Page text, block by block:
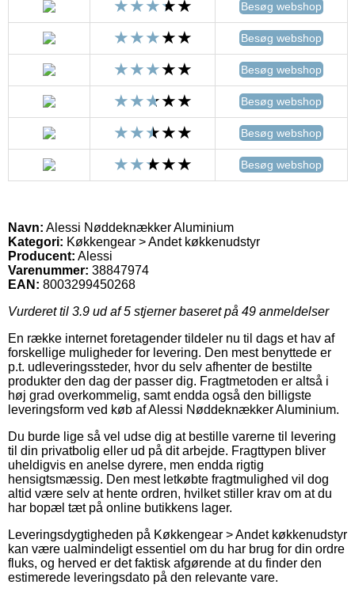
Besøg webshop
Besøg webshop
Besøg webshop
Besøg webshop
Besøg webshop
Besøg webshop
Navn: Alessi Nøddeknækker Aluminium
Kategori: Køkkengear > Andet køkkenudstyr
Producent: Alessi
Varenummer: 38847974
EAN: 8003299450268
Vurderet til 3.9 ud af 5 stjerner baseret på 49 anmeldelser
En række internet foretagender tildeler nu til dags et hav af
forskellige muligheder for levering. Den mest benyttede er
p.t. udleveringssteder, hvor du selv afhenter de bestilte
produkter den dag der passer dig. Fragtmetoden er altså i
høj grad overkommelig, samt endda også den billigste
leveringsform ved køb af Alessi Nøddeknækker Aluminium.
Du burde lige så vel udse dig at bestille varerne til levering
til din privatbolig eller ud på dit arbejde. Fragttypen bliver
uheldigvis en anelse dyrere, men endda rigtig
hensigtsmæssig. Den mest letkøbte fragtmulighed vil dog
altid være selv at hente ordren, hvilket stiller krav om at du
har bopæl tæt på online butikkens lager.
Leveringsdygtigheden på Køkkengear > Andet køkkenudstyr
kan være ualmindeligt essentiel om du har brug for din ordre
fluks, og herved er det faktisk afgørende at du finder den
estimerede leveringsdato på den relevante vare.